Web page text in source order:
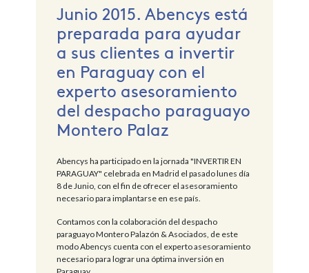
Junio 2015. Abencys está
preparada para ayudar
a sus clientes a invertir
en Paraguay con el
experto asesoramiento
del despacho paraguayo
Montero Palaz
Abencys ha participado en la jornada "INVERTIR EN
PARAGUAY" celebrada en Madrid el pasado lunes día
8 de Junio, con el fin de ofrecer el asesoramiento
necesario para implantarse en ese país.
Contamos con la colaboración del despacho
paraguayo Montero Palazón & Asociados, de este
modo Abencys cuenta con el experto asesoramiento
necesario para lograr una óptima inversión en